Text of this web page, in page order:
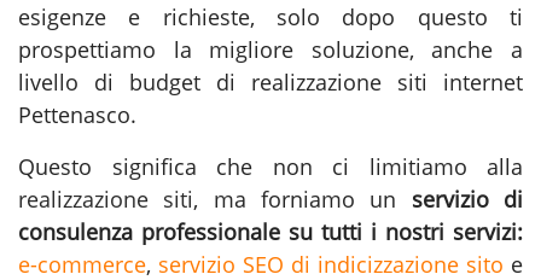
esigenze e richieste, solo dopo questo ti
prospettiamo la migliore soluzione, anche a
livello di budget di realizzazione siti internet
Pettenasco.
Questo significa che non ci limitiamo alla
realizzazione siti, ma forniamo un servizio di
consulenza professionale su tutti i nostri servizi:
e-commerce, servizio SEO di indicizzazione sito e